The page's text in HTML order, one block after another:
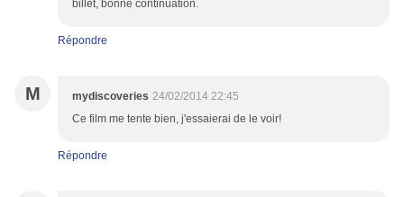
billet, bonne continuation.
Répondre
M mydiscoveries 24/02/2014 22:45
Ce film me tente bien, j'essaierai de le voir!
Répondre